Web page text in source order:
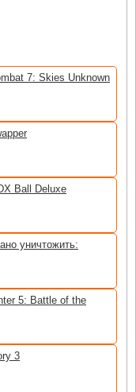
7: Skies Unknown
Ball Deluxe
уничтожить:
5: Battle of the
3